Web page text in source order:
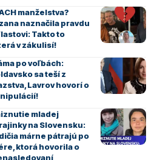
manželstva?
naznačila pravdu
Takto to
v zákulisí!
po voľbách:
sa teší z
Lavrov hovorí o
mladej
na Slovensku:
márne pátrajú po
ktorá hovorila o